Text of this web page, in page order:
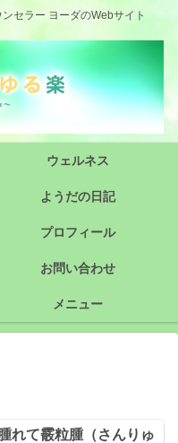
セラー ヨーダのWebサイト
ウェルネス
ようだの日記
プロフィール
お問い合わせ
メニュー
れて霰粒腫（さんりゅ